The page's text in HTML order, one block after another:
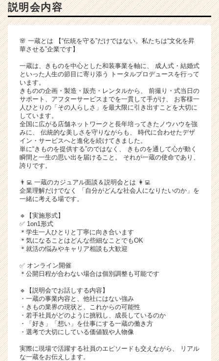
イ
チ
ア
ャ
リ
（C
h
e
e
a
説明会内容
🌸 一蔵とは 【“伝統を守る”だけではない。私たちは“文化を昇
華させる”企業です】
一蔵は、きものを中心とした和装事業を軸に、 成人式・結婚式
といった人生の節目に寄り添う トータルプロデュースを行って
います。
きものの企画・製造・販売・レンタルから、 前撮り・式当日の
サポート、アフターサービスまでを一貫して手がけ、 お客様一
人ひとりの「その人らしさ」を最大限に引き出すことを大切に
しています。
全国に広がる店舗ネットワークと長年培ってきたノウハウを強
みに、 伝統的な美しさを守りながらも、 時代に合わせたデザ
イン・サービスへと進化を続けてきました。
単に“きものを提供する”のではなく、 きものを通して心が動く
瞬間と一生の思い出を届けること。 それが一蔵の使命であり、
誇りです。
👨‍💻 一蔵のカジュアル面談＆説明会とは 👩‍💻
企業理解だけでなく 「自分がどんな社会人になりたいのか」を
一緒に考える場です。
🔹【実施形式】
✅ 1on1形式
＊学生一人ひとりと丁寧に向き合います
＊気になることはどんな些細なことでもOK
＊就活の悩みやキャリア相談も大歓迎
✅ オンライン開催
＊公開日程が合わない場合は個別調整も可能です
🔹【説明会でお話しする内容】
・一蔵の事業内容と、他社にはない強み
・きもの業界の現状と、これからの可能性
・若手社員がどのように挑戦し、成長しているのか
・「好き」「想い」を仕事にする一蔵の働き方
・選考で大切にしている価値観や人物像
実際に現場で活躍する社員のエピソードも交えながら、 リアル
な一蔵をお伝えします。